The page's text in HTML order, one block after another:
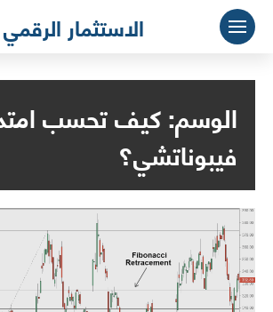
التجاوز
المحتوى
الاستثمار الرقمي
الوسم:كيف تحسب
فيبوناتشي؟